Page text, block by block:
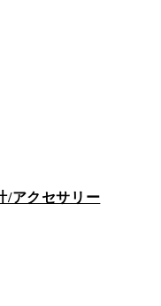
/アクセサリー